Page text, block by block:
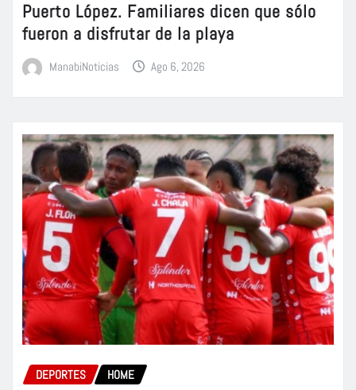
Puerto López. Familiares dicen que sólo
fueron a disfrutar de la playa
ManabiNoticias Ago 6, 2026
DEPORTES HOME